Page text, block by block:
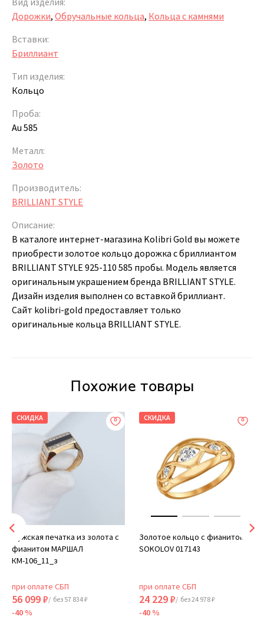
Дорожки, Обручальные кольца, Кольца с камнями
Вставки:
Бриллиант
Тип изделия:
Кольцо
Проба:
Au 585
Металл:
Золото
Производитель:
BRILLIANT STYLE
Описание:
В каталоге интернет-магазина Kolibri Gold вы можете
приобрести золотое кольцо дорожка с бриллиантом
BRILLIANT STYLE 925-110 585 пробы. Модель является
оригинальным украшением бренда BRILLIANT STYLE.
Дизайн изделия выполнен со вставкой бриллиант.
Сайт kolibri-gold предоставляет только
оригинальные кольца BRILLIANT STYLE.
Похожие товары
СКИДКА
Мужская печатка из золота с
фианитом МАРШАЛ
КМ-106_11_з
при оплате СБП
56 099 ₽/ без 57 834 ₽
-40 %
СКИДКА
Золотое кольцо с фианитом
SOKOLOV 017143
при оплате СБП
24 229 ₽/ без 24 978 ₽
-40 %